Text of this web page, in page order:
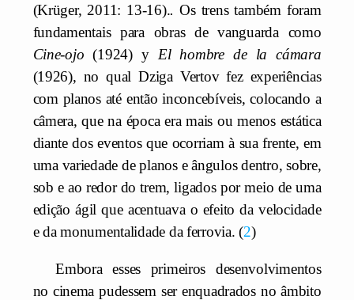
(Krüger, 2011: 13-16)..Os trens também foram
fundamentais para obras de vanguarda como
Cine-ojo (1924) y El hombre de la cámara
(1926), no qual Dziga Vertov fez experiências
com planos até então inconcebíveis, colocando a
câmera, que na época era mais ou menos estática
diante dos eventos que ocorriam à sua frente, em
uma variedade de planos e ângulos dentro, sobre,
sob e ao redor do trem, ligados por meio de uma
edição ágil que acentuava o efeito da velocidade
e da monumentalidade da ferrovia. 2
Embora esses primeiros desenvolvimentos
no cinema pudessem ser enquadrados no âmbito